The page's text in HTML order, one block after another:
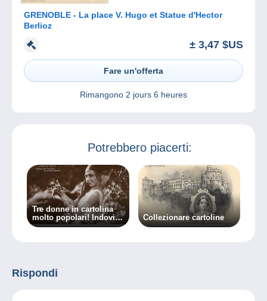
GRENOBLE - La place V. Hugo et Statue d'Hector
Berlioz
± 3,47 $US
Fare un'offerta
Rimangono 2 jours 6 heures
Potrebbero piacerti:
Tre donne in cartolina
molto popolari! Indovina
chi?
Collezionare cartoline
Rispondi